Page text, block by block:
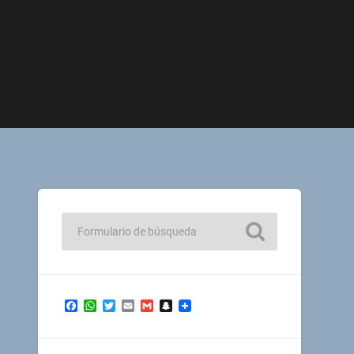
Facebook
WhatsApp
TwitterEmailGmailSnapchat